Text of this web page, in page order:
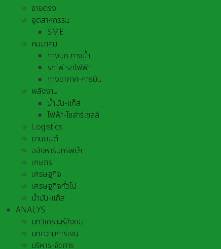
ขายตรง
อุตสาหกรรม
SME
คมนาคม
ทางบก-ทางน้ำ
รถไฟ-รถไฟฟ้า
ทางอากาศ-การบิน
พลังงาน
น้ำมัน-แก๊ส
ไฟฟ้า-โซล่าร์เซลล์
Logistics
ยานยนต์
อสังหาริมทรัพย์ฯ
เกษตร
เศรษฐกิจ
เศรษฐกิจทั่วไป
น้ำมัน-แก๊ส
ANALYS
บทวิเคราะห์สังคม
บทความการเงิน
บริหาร-จัดการ